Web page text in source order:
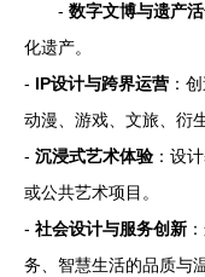
- 数字文博与遗产
化遗产。
- IP设计与跨界运营 ：
动漫、游戏、文旅、衍
- 沉浸式艺术体验 ：设
或公共艺术项目。
- 社会设计与服务创新
务、智慧生活的品质与